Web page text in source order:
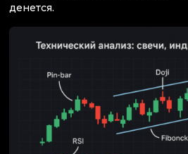
денется.